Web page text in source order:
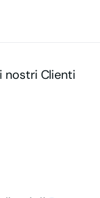
nostri Clienti